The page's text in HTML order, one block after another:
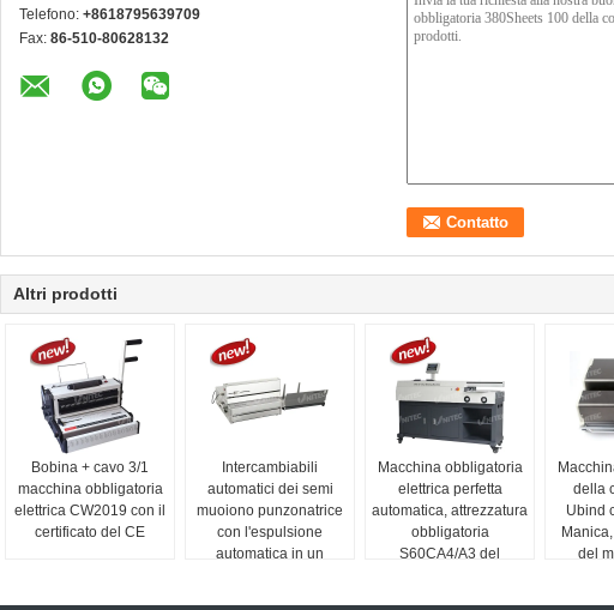
Telefono: +8618795639709
Fax: 86-510-80628132
Altri prodotti
Bobina + cavo 3/1
macchina obbligatoria
elettrica CW2019 con il
certificato del CE
Intercambiabili
automatici dei semi
muoiono punzonatrice
con l'espulsione
automatica in un
Macchina obbligatoria
elettrica perfetta
automatica, attrezzatura
obbligatoria
S60CA4/A3 del
della
Ubind
del